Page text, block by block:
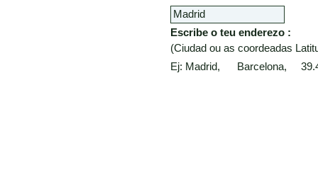
Escribe o teu enderezo :
(Ciudad ou as coordeadas
Ej: Madrid, Barcelona,